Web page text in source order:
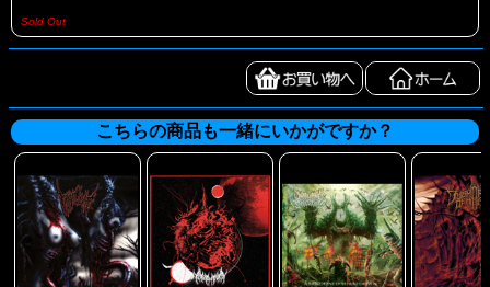
Sold Out
こちらの商品も一緒にいかがですか？